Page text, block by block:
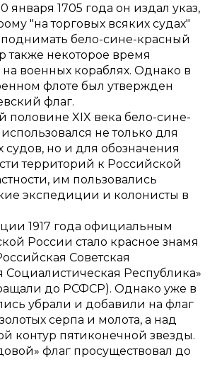
января 1705 года он издал указ,
"на торговых всяких судах"
бело-сине-красный
также некоторое время
военных кораблях. Однако в
флоте был утвержден
флаг.
половине XIX века бело-сине-
не только для
но и для обозначения
территорий к Российской
им пользовались
экспедиции и колонисты в
1917 года официальным
России стало красное знамя
Советская
Республика»
до РСФСР). Однако уже в
убрали и добавили на флаг
серпа и молота, а над
контур пятиконечной звезды.
флаг просуществовал до